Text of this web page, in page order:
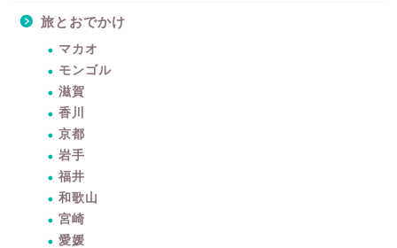
旅とおでかけ
マカオ
モンゴル
滋賀
香川
京都
岩手
福井
和歌山
宮崎
愛媛